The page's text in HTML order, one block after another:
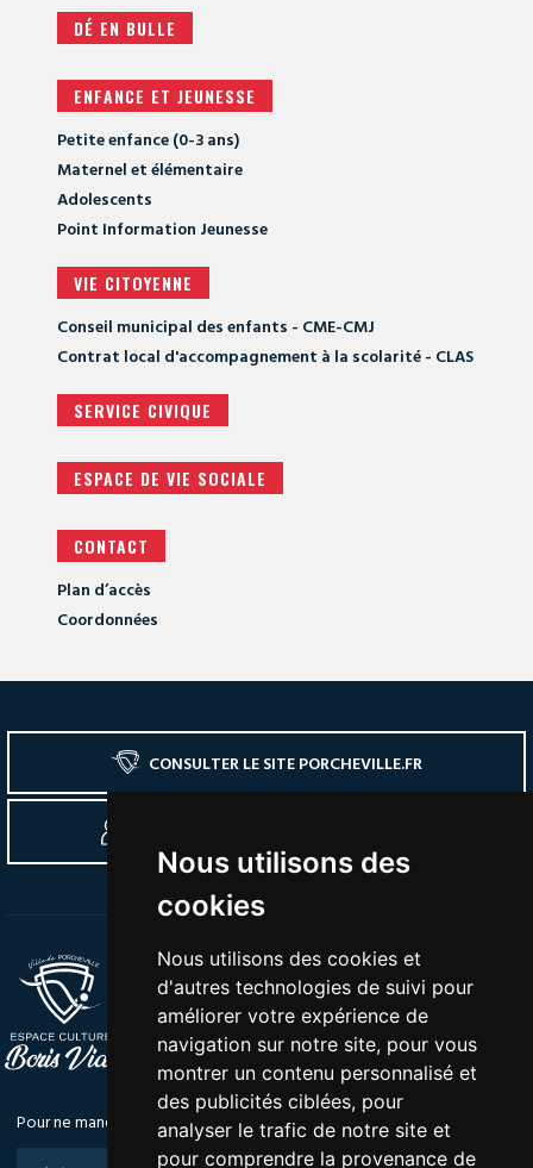
Nous utilisons des
cookies
Nous utilisons des cookies et
d'autres technologies de suivi pour
améliorer votre expérience de
navigation sur notre site, pour vous
montrer un contenu personnalisé et
des publicités ciblées, pour
analyser le trafic de notre site et
pour comprendre la provenance de
DÉ EN BULLE
ENFANCE ET JEUNESSE
Petite enfance (0-3 ans)
Maternel et élémentaire
Adolescents
Point Information Jeunesse
VIE CITOYENNE
Conseil municipal des enfants - CME-CMJ
Contrat local d'accompagnement à la scolarité - CLAS
SERVICE CIVIQUE
ESPACE DE VIE SOCIALE
CONTACT
Plan d’accès
Coordonnées
CONSULTER LE SITE PORCHEVILLE.FR
Tél :01 30 63 30 80
Mail :loisirs.culture@mairie-porcheville.fr
Adresse :Rue de la Grande Remise | 78440
Porcheville
Pour ne manquer aucun rendez-vous, inscrivez vous à notre newsletter